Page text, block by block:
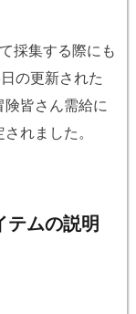
採集する際にも
の更新された
皆さん需給に
れました。
テムの説明